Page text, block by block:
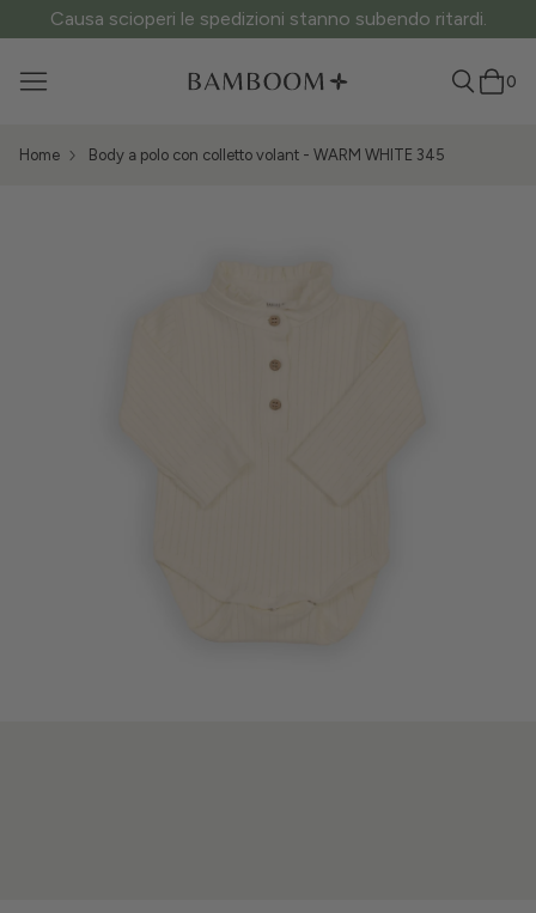
ATTENZIONE ai siti fake: questo è l’unico sito ufficiale.
0
Home Body a polo con colletto volant - WARM WHITE 345